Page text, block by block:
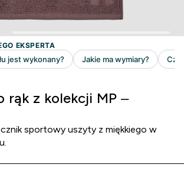
rąk z kolekcji MP –
sportowy uszyty z miękkiego w